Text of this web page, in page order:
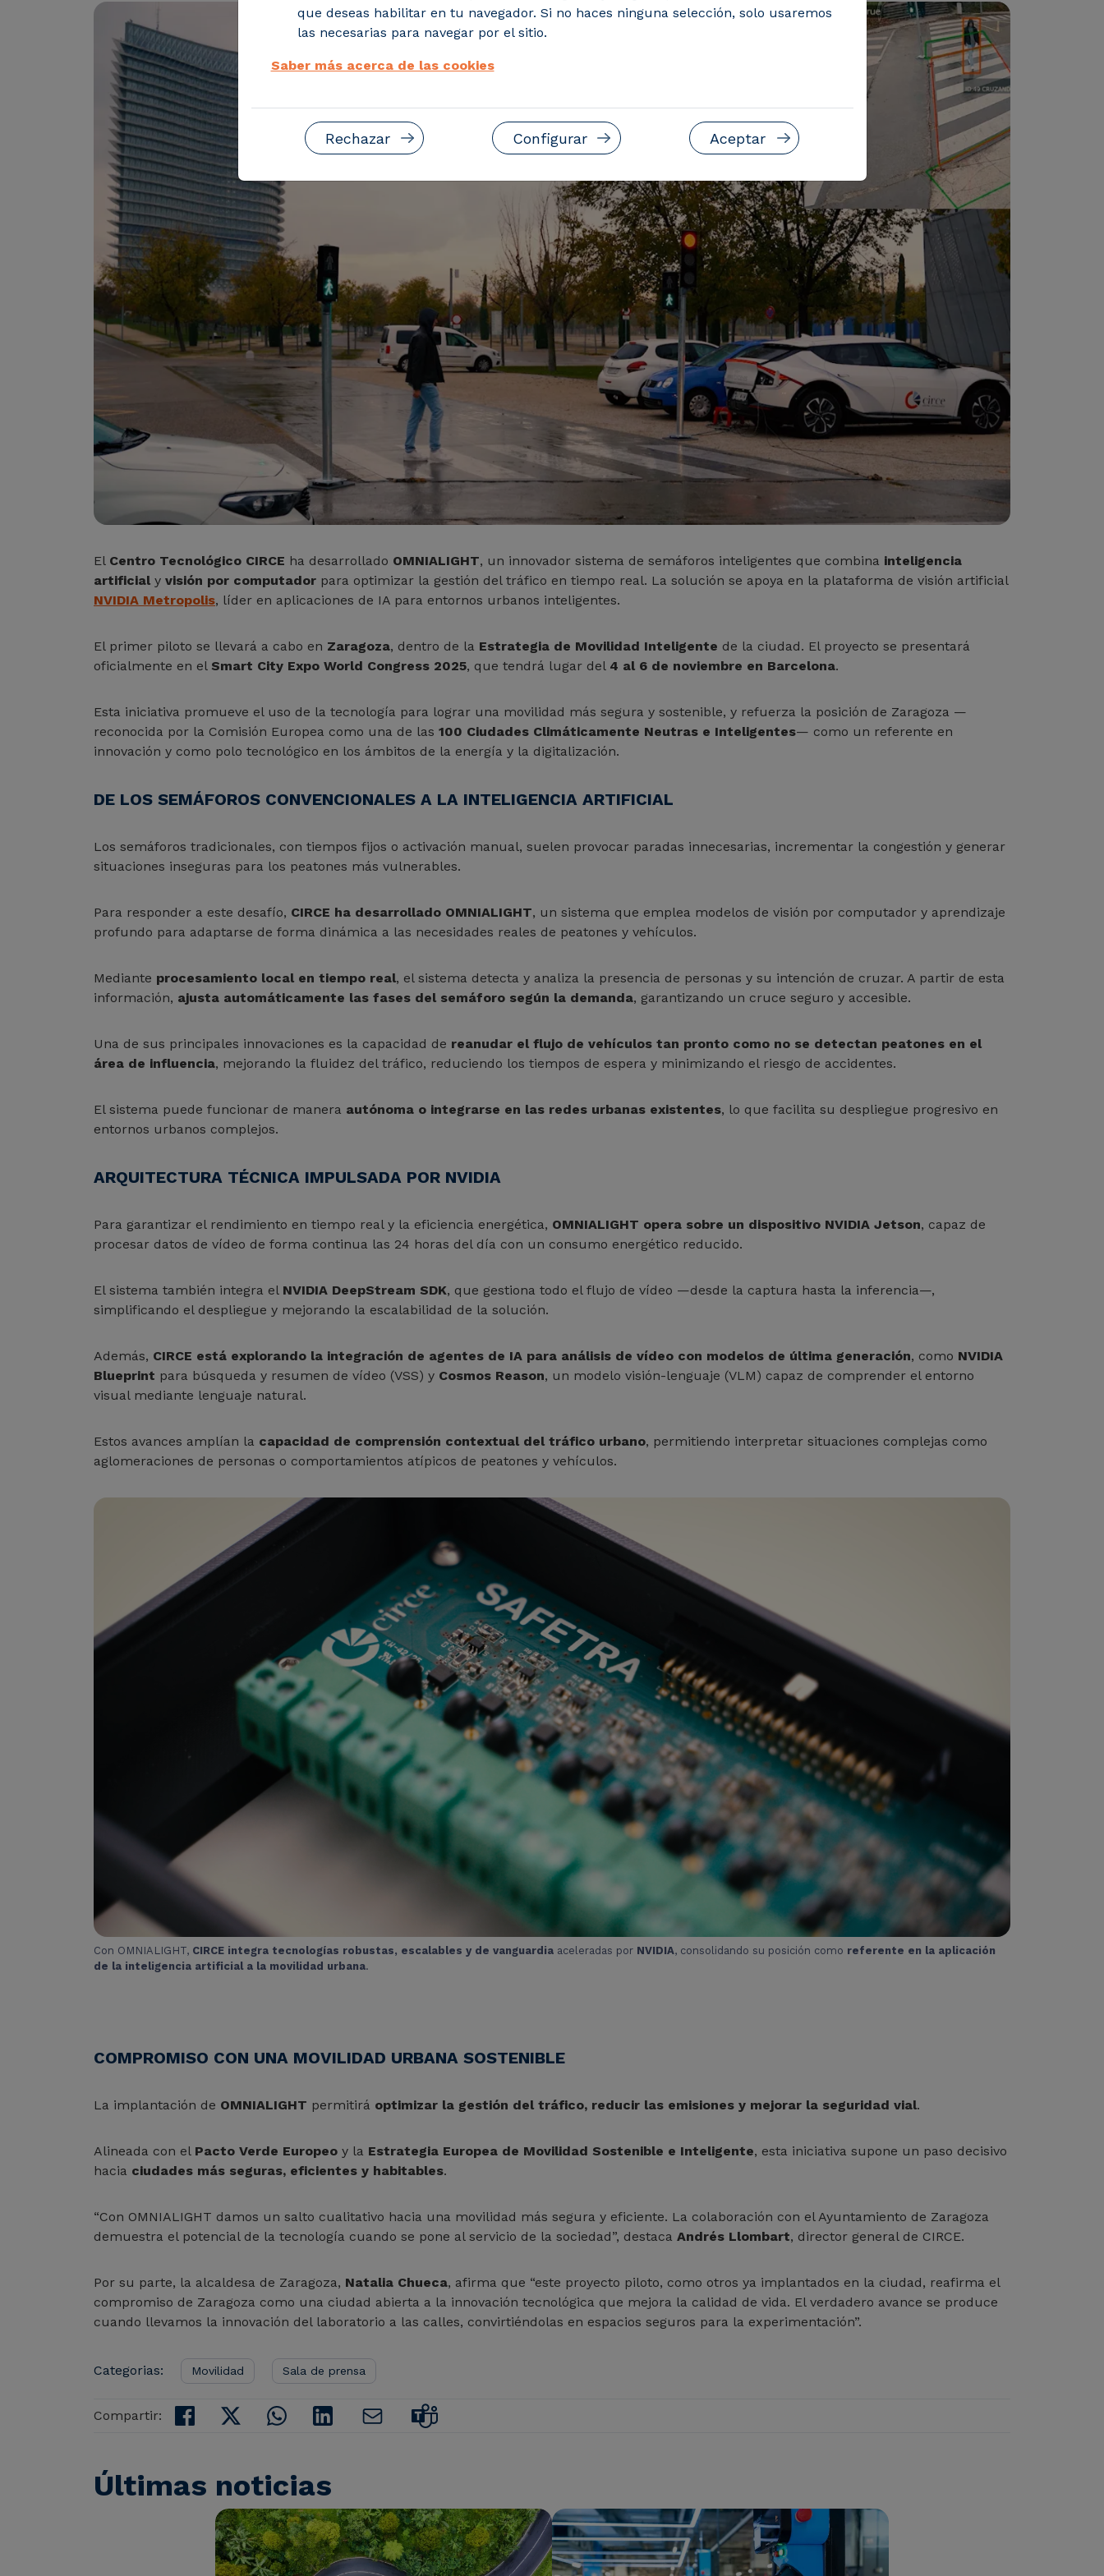
El Centro Tecnológico CIRCE ha desarrollado OMNIALIGHT, un innovador sistema de semáforos inteligentes que combina inteligencia
artificial y visión por computador para optimizar la gestión del tráfico en tiempo real. La solución se apoya en la plataforma de visión artificial
NVIDIA Metropolis, líder en aplicaciones de IA para entornos urbanos inteligentes.
El primer piloto se llevará a cabo en Zaragoza, dentro de la Estrategia de Movilidad Inteligente de la ciudad. El proyecto se presentará
oficialmente en el Smart City Expo World Congress 2025, que tendrá lugar del 4 al 6 de noviembre en Barcelona.
Esta iniciativa promueve el uso de la tecnología para lograr una movilidad más segura y sostenible, y refuerza la posición de Zaragoza —
reconocida por la Comisión Europea como una de las 100 Ciudades Climáticamente Neutras e Inteligentes— como un referente en
innovación y como polo tecnológico en los ámbitos de la energía y la digitalización.
DE LOS SEMÁFOROS CONVENCIONALES A LA INTELIGENCIA ARTIFICIAL
Los semáforos tradicionales, con tiempos fijos o activación manual, suelen provocar paradas innecesarias, incrementar la congestión y generar
situaciones inseguras para los peatones más vulnerables.
Para responder a este desafío, CIRCE ha desarrollado OMNIALIGHT, un sistema que emplea modelos de visión por computador y aprendizaje
profundo para adaptarse de forma dinámica a las necesidades reales de peatones y vehículos.
Mediante procesamiento local en tiempo real, el sistema detecta y analiza la presencia de personas y su intención de cruzar. A partir de esta
información, ajusta automáticamente las fases del semáforo según la demanda, garantizando un cruce seguro y accesible.
Una de sus principales innovaciones es la capacidad de reanudar el flujo de vehículos tan pronto como no se detectan peatones en el
área de influencia, mejorando la fluidez del tráfico, reduciendo los tiempos de espera y minimizando el riesgo de accidentes.
El sistema puede funcionar de manera autónoma o integrarse en las redes urbanas existentes, lo que facilita su despliegue progresivo en
entornos urbanos complejos.
ARQUITECTURA TÉCNICA IMPULSADA POR NVIDIA
Para garantizar el rendimiento en tiempo real y la eficiencia energética, OMNIALIGHT opera sobre un dispositivo NVIDIA Jetson, capaz de
procesar datos de vídeo de forma continua las 24 horas del día con un consumo energético reducido.
El sistema también integra el NVIDIA DeepStream SDK, que gestiona todo el flujo de vídeo —desde la captura hasta la inferencia—,
simplificando el despliegue y mejorando la escalabilidad de la solución.
Además, CIRCE está explorando la integración de agentes de IA para análisis de vídeo con modelos de última generación, como NVIDIA
Blueprint para búsqueda y resumen de vídeo (VSS) y Cosmos Reason, un modelo visión-lenguaje (VLM) capaz de comprender el entorno
visual mediante lenguaje natural.
Estos avances amplían la capacidad de comprensión contextual del tráfico urbano, permitiendo interpretar situaciones complejas como
aglomeraciones de personas o comportamientos atípicos de peatones y vehículos.
Con OMNIALIGHT, CIRCE integra tecnologías robustas, escalables y de vanguardia aceleradas por NVIDIA, consolidando su posición como referente en la aplicación
de la inteligencia artificial a la movilidad urbana.
COMPROMISO CON UNA MOVILIDAD URBANA SOSTENIBLE
La implantación de OMNIALIGHT permitirá optimizar la gestión del tráfico, reducir las emisiones y mejorar la seguridad vial.
Alineada con el Pacto Verde Europeo y la Estrategia Europea de Movilidad Sostenible e Inteligente, esta iniciativa supone un paso decisivo
hacia ciudades más seguras, eficientes y habitables.
“Con OMNIALIGHT damos un salto cualitativo hacia una movilidad más segura y eficiente. La colaboración con el Ayuntamiento de Zaragoza
demuestra el potencial de la tecnología cuando se pone al servicio de la sociedad”, destaca Andrés Llombart, director general de CIRCE.
Por su parte, la alcaldesa de Zaragoza, Natalia Chueca, afirma que “este proyecto piloto, como otros ya implantados en la ciudad, reafirma el
compromiso de Zaragoza como una ciudad abierta a la innovación tecnológica que mejora la calidad de vida. El verdadero avance se produce
cuando llevamos la innovación del laboratorio a las calles, convirtiéndolas en espacios seguros para la experimentación”.
Categorias: Movilidad Sala de prensa
Compartir:
Últimas noticias
que deseas habilitar en tu navegador. Si no haces ninguna selección, solo usaremos
las necesarias para navegar por el sitio.
Saber más acerca de las cookies
Rechazar Configurar Aceptar